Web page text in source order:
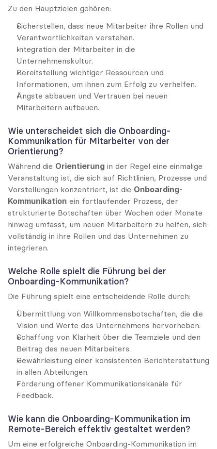
Zu den Hauptzielen gehören:
Sicherstellen, dass neue Mitarbeiter ihre Rollen und
Verantwortlichkeiten verstehen.
Integration der Mitarbeiter in die
Unternehmenskultur.
Bereitstellung wichtiger Ressourcen und
Informationen, um ihnen zum Erfolg zu verhelfen.
Ängste abbauen und Vertrauen bei neuen
Mitarbeitern aufbauen.
Wie unterscheidet sich die Onboarding-
Kommunikation für Mitarbeiter von der
Orientierung?
Während die Orientierung in der Regel eine einmalige
Veranstaltung ist, die sich auf Richtlinien, Prozesse und
Vorstellungen konzentriert, ist die Onboarding-
Kommunikation ein fortlaufender Prozess, der
strukturierte Botschaften über Wochen oder Monate
hinweg umfasst, um neuen Mitarbeitern zu helfen, sich
vollständig in ihre Rollen und das Unternehmen zu
integrieren.
Welche Rolle spielt die Führung bei der
Onboarding-Kommunikation?
Die Führung spielt eine entscheidende Rolle durch:
Übermittlung von Willkommensbotschaften, die die
Vision und Werte des Unternehmens hervorheben.
Schaffung von Klarheit über die Teamziele und den
Beitrag des neuen Mitarbeiters.
Gewährleistung einer konsistenten Berichterstattung
in allen Abteilungen.
Förderung offener Kommunikationskanäle für
Feedback.
Wie kann die Onboarding-Kommunikation im
Remote-Bereich effektiv gestaltet werden?
Um eine erfolgreiche Onboarding-Kommunikation im